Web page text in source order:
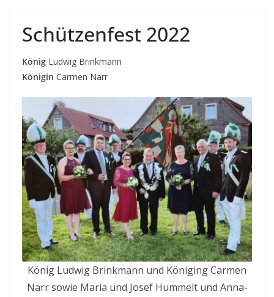
Schützenfest 2022
König Ludwig Brinkmann
Königin Carmen Narr
König Ludwig Brinkmann und Königing Carmen
Narr sowie Maria und Josef Hummelt und Anna-